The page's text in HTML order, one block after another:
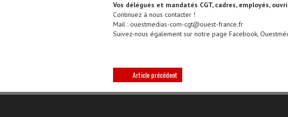
Vos délégués et mandatés CGT, cadres, employés,
Continuez à nous contacter !
Mail : ouestmedias-com-cgt@ouest-france.fr
Suivez-nous également sur notre page Facebook,
Article précédent